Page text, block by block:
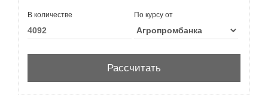
В количестве По курсу от